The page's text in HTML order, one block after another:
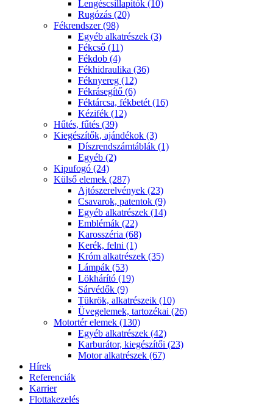
Lengéscsillapítók (10)
Rugózás (20)
Fékrendszer (98)
Egyéb alkatrészek (3)
Fékcső (11)
Fékdob (4)
Fékhidraulika (36)
Féknyereg (12)
Fékrásegítő (6)
Féktárcsa, fékbetét (16)
Kézifék (12)
Hűtés, fűtés (39)
Kiegészítők, ajándékok (3)
Díszrendszámtáblák (1)
Egyéb (2)
Kipufogó (24)
Külső elemek (287)
Ajtószerelvények (23)
Csavarok, patentok (9)
Egyéb alkatrészek (14)
Emblémák (22)
Karosszéria (68)
Kerék, felni (1)
Króm alkatrészek (35)
Lámpák (53)
Lökhárító (19)
Sárvédők (9)
Tükrök, alkatrészeik (10)
Üvegelemek, tartozékai (26)
Motortér elemek (130)
Egyéb alkatrészek (42)
Karburátor, kiegészítői (23)
Motor alkatrészek (67)
Hírek
Referenciák
Karrier
Flottakezelés